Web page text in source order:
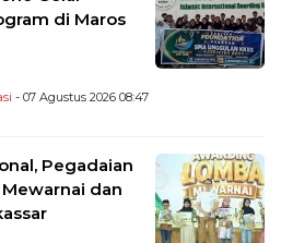
di Maros
- 07 Agustus 2026 08:47
Pegadaian
dan